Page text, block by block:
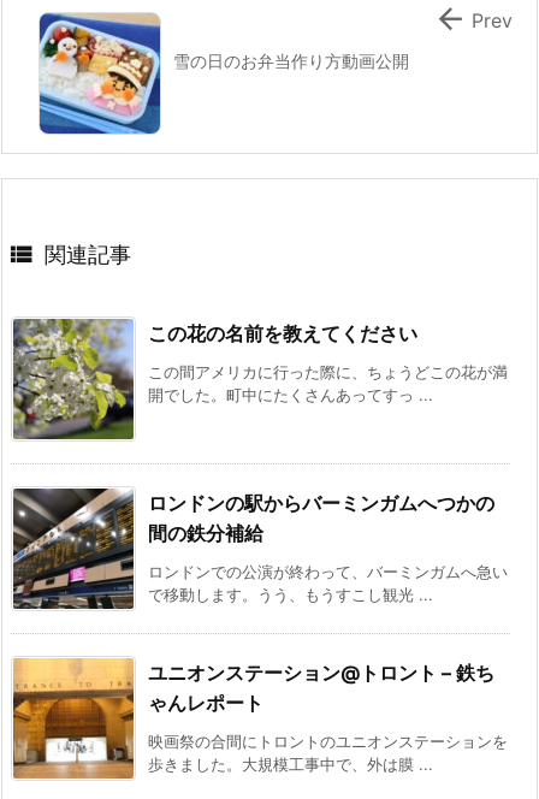
雪の日のお弁当作り方動画公開
 Prev
 関連記事
この花の名前を教えてください
この間アメリカに行った際に、ちょうどこの花が満
開でした。町中にたくさんあってすっ ...
ロンドンの駅からバーミンガムへつかの
間の鉄分補給
ロンドンでの公演が終わって、バーミンガムへ急い
で移動します。うう、もうすこし観光 ...
ユニオンステーション@トロント – 鉄ち
ゃんレポート
映画祭の合間にトロントのユニオンステーションを
歩きました。大規模工事中で、外は膜 ...